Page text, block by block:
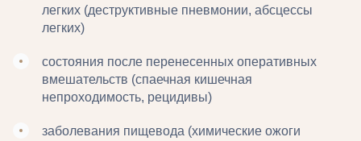
легких (деструктивные пневмонии, абсцессы
легких)
состояния после перенесенных оперативных
вмешательств (спаечная кишечная
непроходимость, рецидивы)
заболевания пищевода (химические ожоги